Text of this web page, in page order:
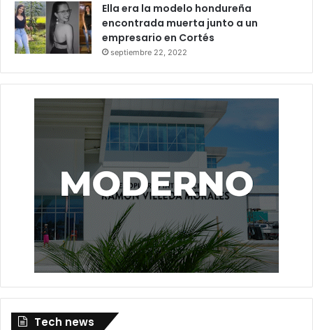
Ella era la modelo hondureña
encontrada muerta junto a un
empresario en Cortés
septiembre 22, 2022
Tech news